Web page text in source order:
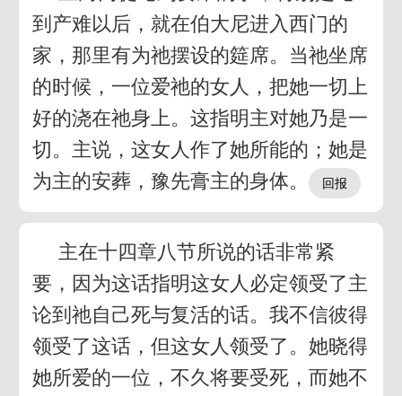
到产难以后，就在伯大尼进入西门的
家，那里有为祂摆设的筵席。当祂坐席
的时候，一位爱祂的女人，把她一切上
好的浇在祂身上。这指明主对她乃是一
切。主说，这女人作了她所能的；她是
为主的安葬，豫先膏主的身体。
主在十四章八节所说的话非常紧
要，因为这话指明这女人必定领受了主
论到祂自己死与复活的话。我不信彼得
领受了这话，但这女人领受了。她晓得
她所爱的一位，不久将要受死，而她不